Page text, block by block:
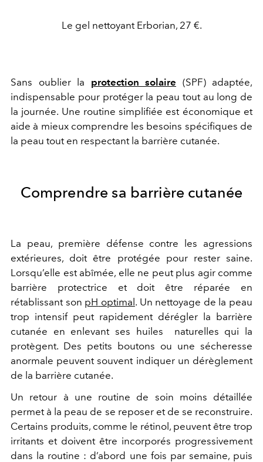
Le gel nettoyant Erborian, 27 €.
Sans oublier la protection solaire (SPF) adaptée,
indispensable pour protéger la peau tout au long de
la journée. Une routine simplifiée est économique et
aide à mieux comprendre les besoins spécifiques de
la peau tout en respectant la barrière cutanée.
Comprendre sa barrière cutanée
La peau, première défense contre les agressions
extérieures, doit être protégée pour rester saine.
Lorsqu’elle est abîmée, elle ne peut plus agir comme
barrière protectrice et doit être réparée en
rétablissant son pH optimal . Un nettoyage de la peau
trop intensif peut rapidement dérégler la barrière
cutanée en enlevant ses huiles naturelles qui la
protègent. Des petits boutons ou une sécheresse
anormale peuvent souvent indiquer un dérèglement
de la barrière cutanée.
Un retour à une routine de soin moins détaillée
permet à la peau de se reposer et de se reconstruire.
Certains produits, comme le rétinol, peuvent être trop
irritants et doivent être incorporés progressivement
dans la routine : d’abord une fois par semaine, puis